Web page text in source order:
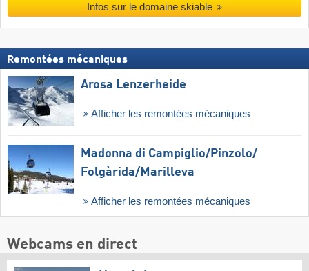
Infos sur le domaine skiable
Remontées mécaniques
Arosa Lenzerheide
Afficher les remontées mécaniques
Madonna di Campiglio/​Pinzolo/​
Folgàrida/​Marilleva
Afficher les remontées mécaniques
Webcams en direct